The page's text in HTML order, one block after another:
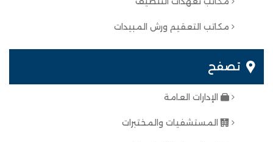
مكاتب التعقيم ورش المبيدات
تصفح
الإدارات العامة
المستشفيات والمختبرات